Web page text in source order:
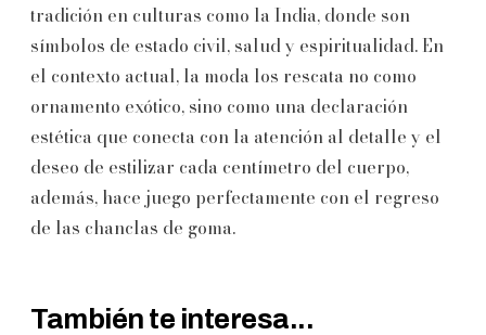
tradición en culturas como la India, donde son
símbolos de estado civil, salud y espiritualidad. En
el contexto actual, la moda los rescata no como
ornamento exótico, sino como una declaración
estética que conecta con la atención al detalle y el
deseo de estilizar cada centímetro del cuerpo,
además, hace juego perfectamente con el regreso
de las chanclas de goma.
También te interesa...